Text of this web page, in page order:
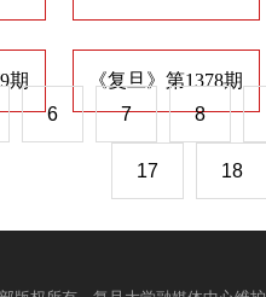
期 《复旦》第1378期
6 7 8
17 18